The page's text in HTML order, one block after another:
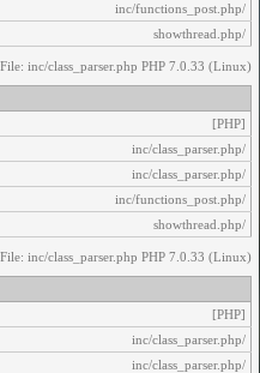
/inc/functions_post.php
/showthread.php
inc/class_parser.php PHP 7.0.33 (Linux)
[PHP]
/inc/class_parser.php
/inc/class_parser.php
/inc/functions_post.php
/showthread.php
inc/class_parser.php PHP 7.0.33 (Linux)
[PHP]
/inc/class_parser.php
/inc/class_parser.php